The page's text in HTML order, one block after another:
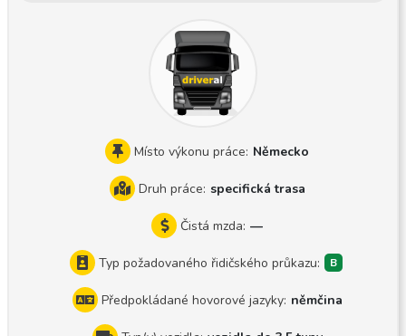
Místo výkonu práce: Německo
Druh práce: specifická trasa
Čistá mzda: —
Typ požadovaného řidičského průkazu:
Předpokládané hovorové jazyky: němčina